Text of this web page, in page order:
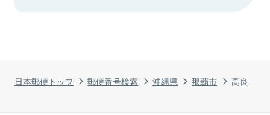
日本郵便トップ 郵便番号検索 沖縄県 那覇市 高良